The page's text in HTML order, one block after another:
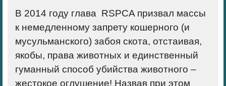
В 2014 году глава RSPCA призвал массы
к немедленному запрету кошерного (и
мусульманского) забоя скота, отстаивая,
якобы, права животных и единственный
гуманный способ убийства животного –
жестокое оглушение! Назвав при этом